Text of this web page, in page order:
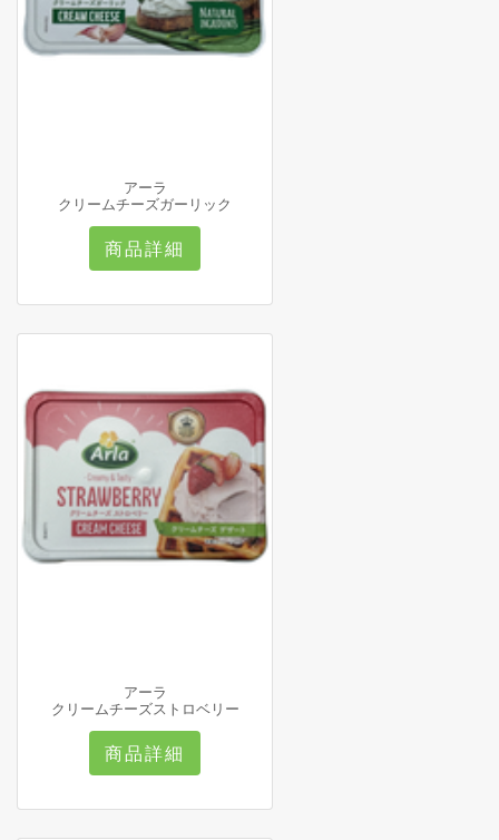
アーラ
クリームチーズガーリック
商品詳細
アーラ
クリームチーズストロベリー
商品詳細